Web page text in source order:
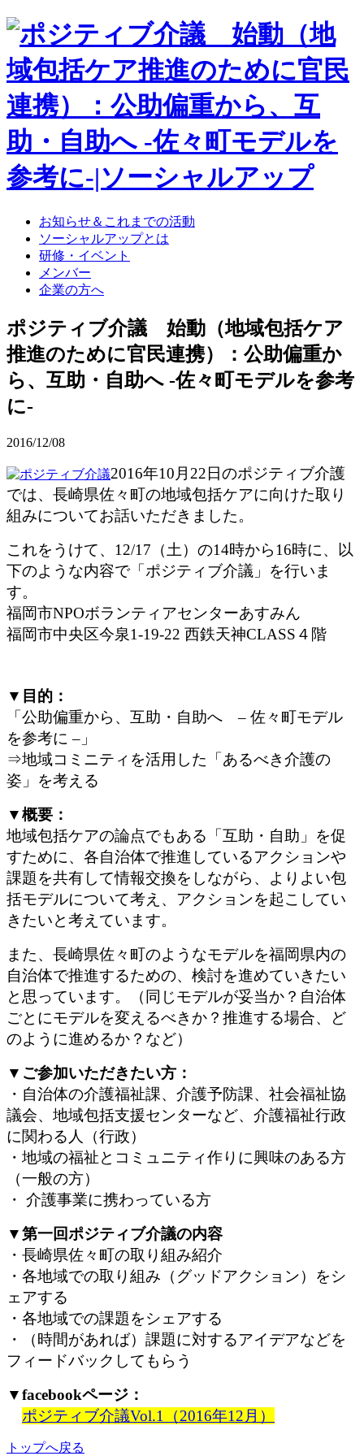
お知らせ＆これまでの活動
ソーシャルアップとは
研修・イベント
メンバー
企業の方へ
ポジティブ介議 始動（地域包括ケア
推進のために官民連携）：公助偏重か
ら、互助・自助へ -佐々町モデルを参考
に-
2016/12/08
2016年10月22日のポジティブ介護
では、長崎県佐々町の地域包括ケアに向けた取り
組みについてお話いただきました。
これをうけて、12/17（土）の14時から16時に、以
下のような内容で「ポジティブ介議」を行いま
す。
福岡市NPOボランティアセンターあすみん
福岡市中央区今泉1-19-22 西鉄天神CLASS４階
▼ 目的：
「公助偏重から、互助・自助へ– 佐々町モデル
を参考に – 」
⇒地域コミニティを活用した「あるべき介護の
姿」を考える
▼概要：
地域包括ケアの論点でもある「互助・自助」を促
すために、各自治体で推進しているアクションや
課題を共有して情報交換をしながら、よりよい包
括モデルについて考え、アクションを起こしてい
きたいと考えています。
また、長崎県佐々町のようなモデルを福岡県内の
自治体で推進するための、検討を進めていきたい
と思っています。（同じモデルが妥当か？自治体
ごとにモデルを変えるべきか？推進する場合、ど
のように進めるか？など）
▼ ご参加いただきたい方：
・自治体の介護福祉課、介護予防課、社会福祉協
議会、地域包括支援センターなど、介護福祉行政
に関わる人（行政）
・地域の福祉とコミュニティ作りに興味のある方
（一般の方）
・ 介護事業に携わっている方
▼第一回ポジティブ介議の内容
・長崎県佐々町の取り組み紹介
・各地域での取り組み（グッドアクション）をシ
ェアする
・各地域での課題をシェアする
・（時間があれば）課題に対するアイデアなどを
フィードバックしてもらう
▼facebookページ：
ポジティブ介議Vol.1（2016年12月）
トップへ戻る